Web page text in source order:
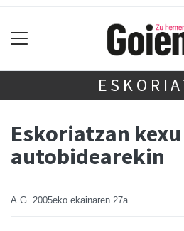
Eskoriatzan kexu
autobidearekin
A.G. 2005eko ekainaren 27a